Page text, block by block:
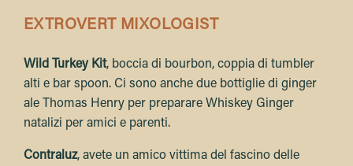
EXTROVERT MIXOLOGIST
Wild Turkey Kit, boccia di bourbon, coppia di tumbler
alti e bar spoon. Ci sono anche due bottiglie di ginger
ale Thomas Henry per preparare Whiskey Ginger
natalizi per amici e parenti.
Contraluz, avete un amico vittima del fascino delle